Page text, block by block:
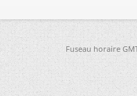
Fuseau horaire